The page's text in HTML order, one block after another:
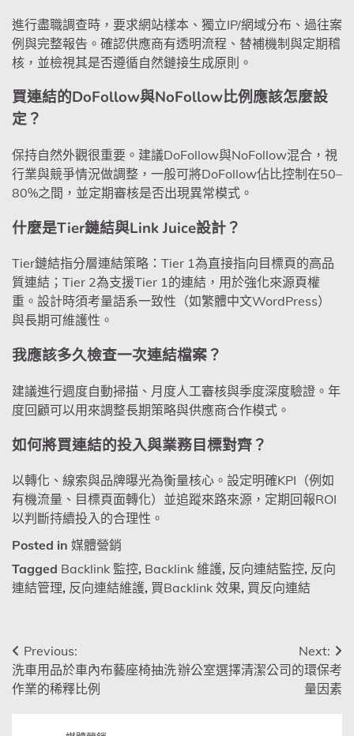
進行盡職調查時，要求網站樣本、獨立IP/網域分布、過往案
例與完整報告。確認供應商有透明流程、替補機制與定期稽
核，並檢視其是否遵循自然鏈接生成原則。
買連結的DoFollow與NoFollow比例應該怎麼設
定？
保持自然外觀很重要。建議DoFollow與NoFollow混合，視
行業與競爭情況做調整，一般可將DoFollow佔比控制在50–
80%之間，並定期審核是否出現異常模式。
什麼是Tier鏈結與Link Juice設計？
Tier鏈結指分層連結策略：Tier 1為直接指向目標頁的高品
質連結；Tier 2為支援Tier 1的連結，用於強化來源頁權
重。設計時須考量語系一致性（如繁體中文WordPress）
與長期可維護性。
我應該多久檢查一次連結檔案？
建議進行週度自動掃描、月度人工審核與季度深度驗證。年
度回顧可以用來調整長期策略與供應商合作模式。
如何將買連結的投入與業務目標對齊？
以轉化、線索與品牌曝光為衡量核心。設定明確KPI（例如
有機流量、目標頁面轉化）並追蹤來路來源，定期回報ROI
以判斷持續投入的合理性。
Posted in 媒體營銷
Tagged Backlink 監控, Backlink 維護, 反向連結監控, 反向
連結管理, 反向連結維護, 買Backlink 效果, 買反向連結
文
章
Previous:
洗車用品於車內布藝座椅抽洗
作業的稀釋比例
Next:
辦公室選擇清潔公司的環保考
量因素